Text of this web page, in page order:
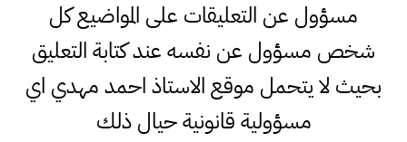
مسؤول عن التعليقات على المواضيع كل
شخص مسؤول عن نفسه عند كتابة التعليق
بحيث لا يتحمل موقع الاستاذ احمد مهدي اي
مسؤولية قانونية حيال ذلك